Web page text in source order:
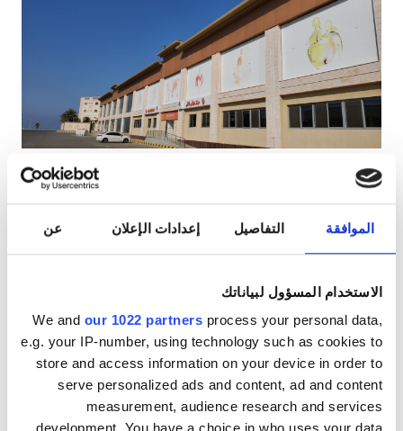
الموافقة التفاصيل إعدادات الإعلان عن
الاستخدام المسؤول لبياناتك
We and our 1022 partners process your personal data,
e.g. your IP-number, using technology such as cookies to
store and access information on your device in order to
serve personalized ads and content, ad and content
measurement, audience research and services
تقبل
مرضى مصابين بفيروس نقص المناعة البشرية
مرضى مصابين بالتهاب الكبد B
مرضى مصابين بالتهاب الكبد C
المرطبات
شبكة واي فاي مجانيّة
شاشات تلفزيون
انتقالات مجانية
Diaverum Al Qunfudhah
ممتاز
1 آراء
١٠
لكل علاج
غسيل الدم ٣٤٥ €
غسيل وترشيح الدم ٣٤٥ €
حجز مبدئي